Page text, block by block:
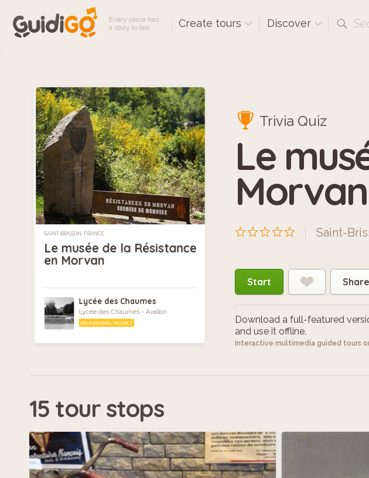
Every place has
a story to tell
Create tours Discover
SAINT-BRISSON, FRANCE
Le musée de la Résistance
en Morvan
Lycée des Chaumes
Lycée des Chaumes - Avallon
EDUCATIONAL PROJECT
Trivia Quiz
Le
Morvan
Saint-
Start Share
Download a full-featured
and use it offline.
Interactive multimedia guided tours
15 tour stops